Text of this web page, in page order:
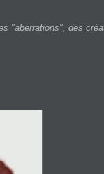
"aberrations", des